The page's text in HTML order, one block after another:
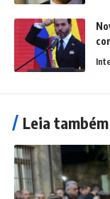
Leia também